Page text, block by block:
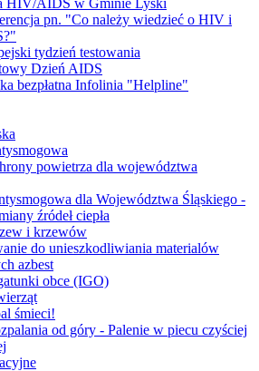
pn. "Co należy wiedzieć o HIV i
tydzień testowania
Dzień AIDS
bezpłatna Infolinia "Helpline"
powietrza dla województwa
dla Województwa Śląskiego -
źródeł ciepła
i krzewów
do unieszkodliwiania materialów
azbest
obce (IGO)
śmieci!
od góry - Palenie w piecu czyściej